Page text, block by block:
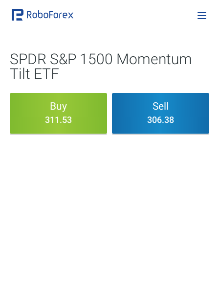
SPDR S&P 1500 Momentum
Tilt ETF
Buy
311.53
Sell
306.38